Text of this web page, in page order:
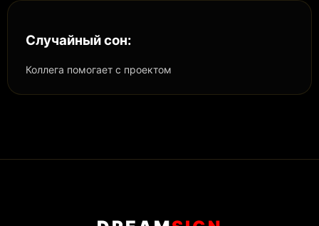
Случайный сон:
Коллега помогает с проектом